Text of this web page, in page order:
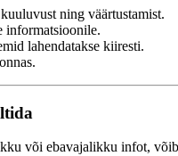
ning väärtustamist.
informatsioonile.
lahendatakse kiiresti.
või ebavajalikku infot, võib